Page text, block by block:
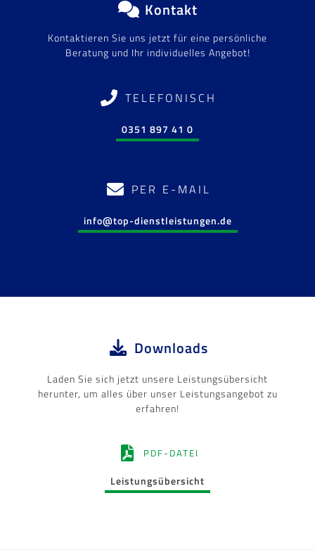
Kontakt
Kontaktieren Sie uns jetzt für eine persönliche
Beratung und Ihr individuelles Angebot!
TELEFONISCH
0351 897 41 0
PER E-MAIL
info@top-dienstleistungen.de
Downloads
Laden Sie sich jetzt unsere Leistungsübersicht
herunter, um alles über unser Leistungsangebot zu
erfahren!
PDF-DATEI
Leistungsübersicht